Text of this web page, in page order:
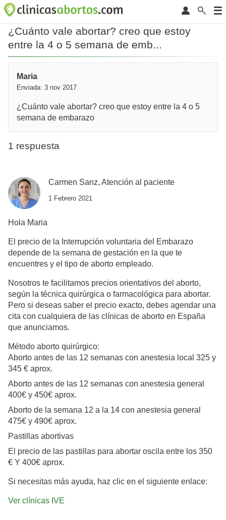
¿Cuánto vale abortar? creo que estoy
entre la 4 o 5 semana de emb...
Maria
Enviada: 3 nov 2017
¿Cuánto vale abortar? creo que estoy entre la 4 o 5
semana de embarazo
1 respuesta
Carmen Sanz, Atención al paciente
1 Febrero 2021
Hola Maria
El precio de la Interrupción voluntaria del Embarazo
depende de la semana de gestación en la que te
encuentres y el tipo de aborto empleado.
Nosotros te facilitamos precios orientativos del aborto,
según la técnica quirúrgica o farmacológica para abortar.
Pero si deseas saber el precio exacto, debes agendar una
cita con cualquiera de las clínicas de aborto en España
que anunciamos.
Método aborto quirúrgico:
Aborto antes de las 12 semanas con anestesia local 325 y
345 € aprox.
Aborto antes de las 12 semanas con anestesia general
400€ y 450€ aprox.
Aborto de la semana 12 a la 14 con anestesia general
475€ y 490€ aprox.
Pastillas abortivas
El precio de las pastillas para abortar oscila entre los 350
€ Y 400€ aprox.
Si necesitas más ayuda, haz clic en el siguiente enlace:
Ver clínicas IVE